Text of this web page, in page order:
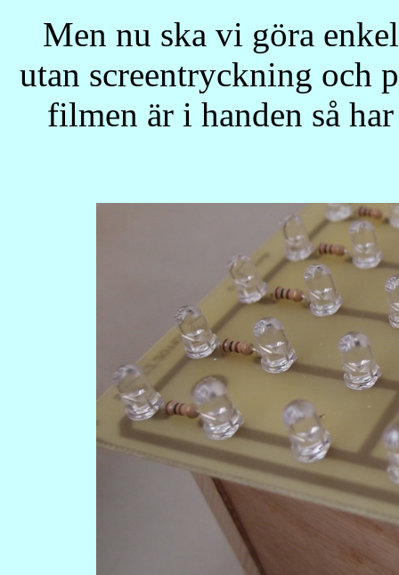
Men nu ska vi göra
utan screentryckning och
filmen är i handen så